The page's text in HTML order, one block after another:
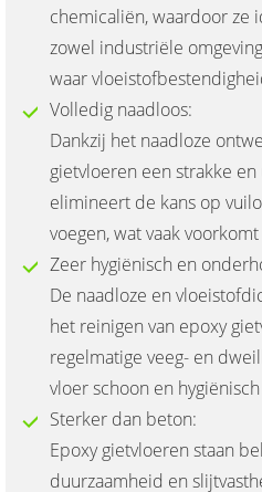
chemicaliën, waardoor ze
zowel industriële
waar
Volledig naadloos:
Dankzij het naadloze
gietvloeren een strakke
elimineert de kans op
voegen, wat vaak
Zeer hygiënisch en
De naadloze en
het reinigen van epoxy
regelmatige veeg- en
vloer schoon en
Sterker dan beton:
Epoxy gietvloeren staan
duurzaamheid en